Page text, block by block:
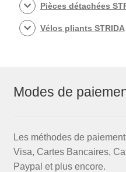
Pièces détachées
Vélos pliants STRIDA
Modes de
Les méthodes de
Visa, Cartes Bancaires,
Paypal et plus encore.